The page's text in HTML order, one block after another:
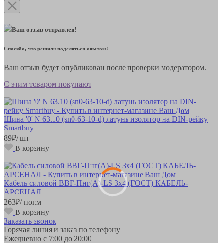
Ваш отзыв отправлен!
Спасибо, что решили поделиться опытом!
Ваш отзыв будет опубликован после проверки модератором.
С этим товаром покупают
Шина '0' N 63.10 (sn0-63-10-d) латунь изолятор на DIN-рейку
Smartbuy
89₽/ шт
В корзину
Кабель силовой ВВГ-Пнг(А)-LS 3х4 (ГОСТ) КАБЕЛЬ-
АРСЕНАЛ
263₽/ пог.м
В корзину
Заказать звонок
Горячая линия и заказ по телефону
Ежедневно с 7:00 до 20:00